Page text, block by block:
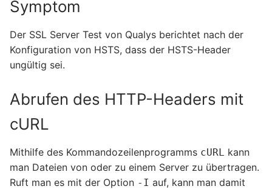
Symptom
Der SSL Server Test von Qualys berichtet nach der
Konfiguration von HSTS, dass der HSTS-Header
ungültig sei.
Abrufen des HTTP-Headers mit
cURL
Mithilfe des Kommandozeilenprogramms cURL kann
man Dateien von oder zu einem Server zu übertragen.
Ruft man es mit der Option -I auf, kann man damit